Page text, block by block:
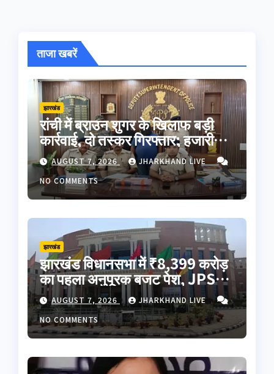
ताजा खबरें
झारखंड
रांची में ब्राउन शुगर के खिलाफ बड़ी
कार्रवाई, दो तस्कर गिरफ्तार; हजारीबाग
से जुड़ा कनेक्शन
AUGUST 7, 2026
JHARKHAND LIVE
NO COMMENTS
झारखंड
झारखंड विधानसभा में ₹8,399 करोड़
का पहला अनुपूरक बजट पेश, JPSC-
JSSC मुद्दे पर विपक्ष का हंगामा
AUGUST 7, 2026
JHARKHAND LIVE
NO COMMENTS